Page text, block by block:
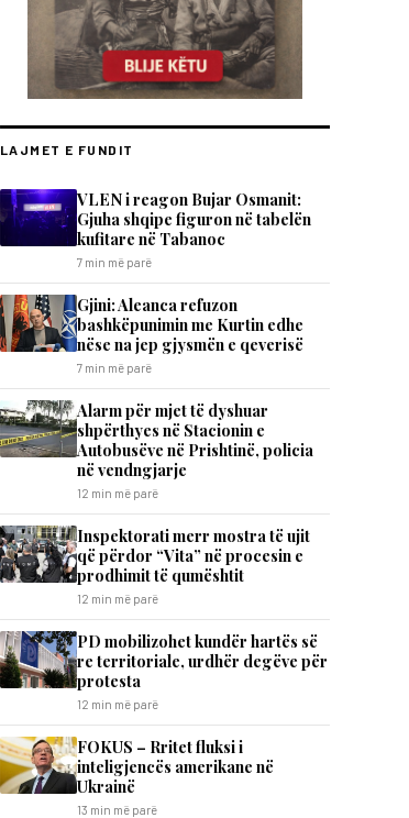
LAJMET E FUNDIT
VLEN i reagon Bujar Osmanit:
Gjuha shqipe figuron në tabelën
kufitare në Tabanoc
7 min më parë
​Gjini: Aleanca refuzon
bashkëpunimin me Kurtin edhe
nëse na jep gjysmën e qeverisë
7 min më parë
Alarm për mjet të dyshuar
shpërthyes në Stacionin e
Autobusëve në Prishtinë, policia
në vendngjarje
12 min më parë
Inspektorati merr mostra të ujit
që përdor “Vita” në procesin e
prodhimit të qumështit
12 min më parë
PD mobilizohet kundër hartës së
re territoriale, urdhër degëve për
protesta
12 min më parë
FOKUS – Rritet fluksi i
inteligjencës amerikane në
Ukrainë
13 min më parë